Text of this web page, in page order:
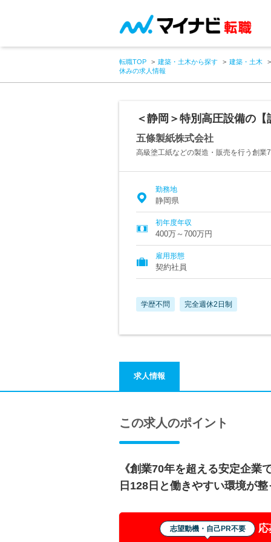
転職TOP 建築・土木から探す
建築・土木
休みの求人情報
＜静岡＞特別高圧設備の
五條製紙株式会社
高級塗工紙などの製造・販売を行う創業
勤務地
静岡県
初年度年収
400万～700万円
雇用形態
契約社員
学歴不問 完全週休2日制
求人情報
この求人のポイント
《創業70年を超える安定企業
日128日と働きやすい環境が
志望動機・自己PR不要